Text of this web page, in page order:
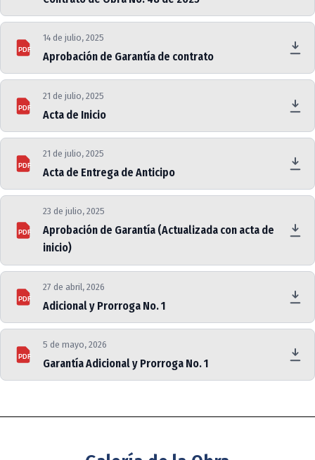
PDF
14 de julio, 2025
Aprobación de Garantía de contrato
PDF
21 de julio, 2025
Acta de Inicio
PDF
21 de julio, 2025
Acta de Entrega de Anticipo
PDF
23 de julio, 2025
Aprobación de Garantía (Actualizada con acta de
inicio)
PDF
27 de abril, 2026
Adicional y Prorroga No. 1
PDF
5 de mayo, 2026
Garantía Adicional y Prorroga No. 1